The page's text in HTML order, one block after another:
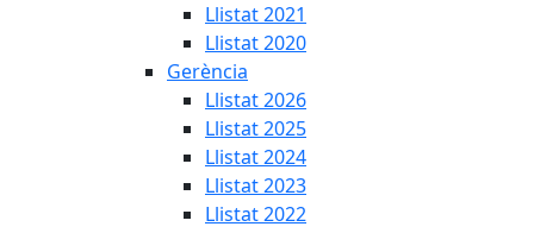
Llistat 2021
Llistat 2020
Gerència
Llistat 2026
Llistat 2025
Llistat 2024
Llistat 2023
Llistat 2022